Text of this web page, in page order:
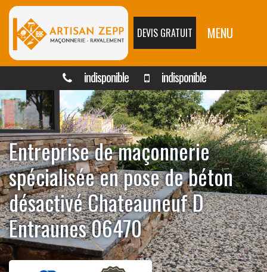
DEVIS GRATUIT MENU
indisponible indisponible
Entreprise de maçonnerie
spécialisée en pose de béton
désactivé Chateauneuf D
Entraunes 06470